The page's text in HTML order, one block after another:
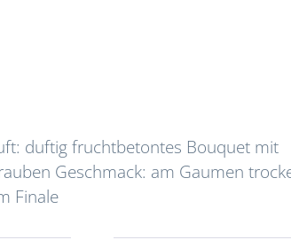
duftig fruchtbetontes Bouquet mit
Geschmack: am Gaumen
Finale